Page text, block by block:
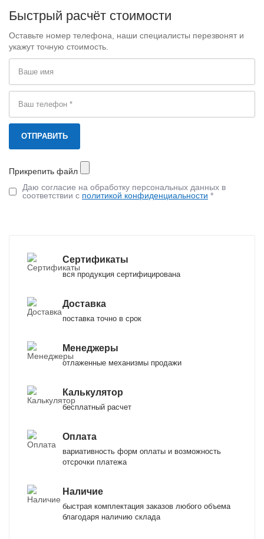
Быстрый расчёт стоимости
Оставьте номер телефона, наши специалисты перезвонят и
укажут точную стоимость.
Прикрепить файл
Даю согласие на обработку персональных данных в
соответствии с политикой конфиденциальности *
Сертификаты
вся продукция сертифицирована
Доставка
поставка точно в срок
Менеджеры
отлаженные механизмы продажи
Калькулятор
бесплатный расчет
Оплата
вариативность форм оплаты и возможность
отсрочки платежа
Наличие
быстрая комплектация заказов любого объема
благодаря наличию склада